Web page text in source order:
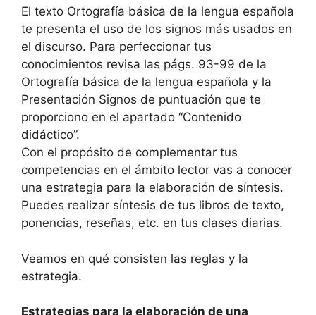
El texto Ortografía básica de la lengua española
te presenta el uso de los signos más usados en
el discurso. Para perfeccionar tus
conocimientos revisa las págs. 93-99 de la
Ortografía básica de la lengua española y la
Presentación Signos de puntuación que te
proporciono en el apartado “Contenido
didáctico”.
Con el propósito de complementar tus
competencias en el ámbito lector vas a conocer
una estrategia para la elaboración de síntesis.
Puedes realizar síntesis de tus libros de texto,
ponencias, reseñas, etc. en tus clases diarias.
Veamos en qué consisten las reglas y la
estrategia.
Estrategias para la elaboración de una